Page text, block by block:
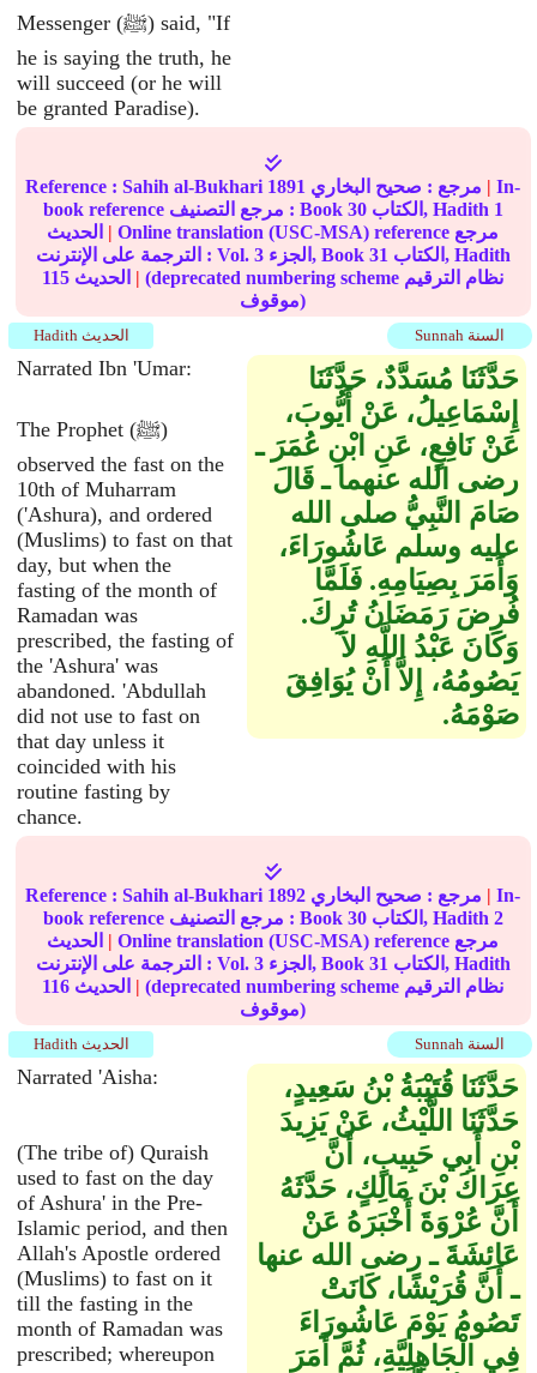
Messenger (ﷺ) said, "If
he is saying the truth, he
will succeed (or he will
be granted Paradise).
Reference : Sahih al-Bukhari 1891 مرجع : صحيح البخاري | In-
book reference مرجع التصنيف : Book 30 الكتاب, Hadith 1
| Online translation (USC-MSA) reference مرجع
الترجمة على الإنترنت : Vol. 3 الجزء, Book 31
الكتاب, Hadith
115
| (deprecated numbering scheme نظام الترقيم
موقوف)
Sunnah السنة Hadith الحديث
Narrated Ibn 'Umar:
The Prophet (ﷺ)
observed the fast on the
10th of Muharram
('Ashura), and ordered
(Muslims) to fast on that
day, but when the
fasting of the month of
Ramadan was
prescribed, the fasting of
the 'Ashura' was
abandoned. 'Abdullah
did not use to fast on
that day unless it
coincided with his
routine fasting by
chance.
حَدَّثَنَا مُسَدَّدٌ، حَدَّثَنَا
إِسْمَاعِيلُ، عَنْ أَيُّوبَ،
عَنْ نَافِعٍ، عَنِ ابْنِ عُمَرَ ـ
رضى الله عنهما ـ قَالَ
صَامَ النَّبِيُّ صلى الله
عليه وسلم عَاشُورَاءَ،
وَأَمَرَ بِصِيَامِهِ‏.‏ فَلَمَّا
فُرِضَ رَمَضَانُ تُرِكَ‏.‏
وَكَانَ عَبْدُ اللَّهِ لاَ
يَصُومُهُ، إِلاَّ أَنْ يُوَافِقَ
صَوْمَهُ‏.‏
Reference : Sahih al-Bukhari 1892 مرجع : صحيح البخاري | In-
book reference مرجع التصنيف : Book 30 الكتاب, Hadith 2
| Online translation (USC-MSA) reference مرجع
الترجمة على الإنترنت : Vol. 3 الجزء, Book 31
الكتاب, Hadith
116
| (deprecated numbering scheme نظام الترقيم
موقوف)
Sunnah السنة Hadith الحديث
Narrated 'Aisha:
(The tribe of) Quraish
used to fast on the day
of Ashura' in the Pre-
Islamic period, and then
Allah's Apostle ordered
(Muslims) to fast on it
till the fasting in the
month of Ramadan was
prescribed; whereupon
حَدَّثَنَا قُتَيْبَةُ بْنُ سَعِيدٍ،
حَدَّثَنَا اللَّيْثُ، عَنْ يَزِيدَ
بْنِ أَبِي حَبِيبٍ، أَنَّ
عِرَاكَ بْنَ مَالِكٍ، حَدَّثَهُ
أَنَّ عُرْوَةَ أَخْبَرَهُ عَنْ
عَائِشَةَ ـ رضى الله عنها
ـ أَنَّ قُرَيْشًا، كَانَتْ
تَصُومُ يَوْمَ عَاشُورَاءَ
فِي الْجَاهِلِيَّةِ، ثُمَّ أَمَرَ